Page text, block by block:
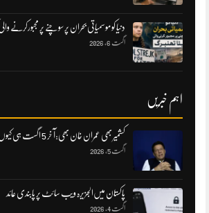
دنیا کو موسمیاتی بحران پر سوچنے پر مجبورکرنے
اگست 6, 2026
اہم خبریں
کشمیر بھی عمران خان بھی:آ خر 5 اگست ہی کیوں؟
اگست 5, 2026
پاکستان میں‌الجزیرہ ویب سائٹ پر پابندی عائد
اگست 4, 2026